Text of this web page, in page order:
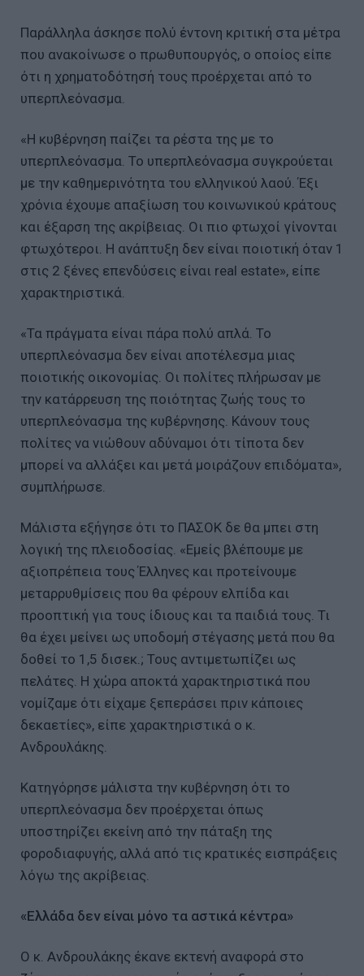
Παράλληλα άσκησε πολύ έντονη κριτική στα μέτρα
που ανακοίνωσε ο πρωθυπουργός, ο οποίος είπε
ότι η χρηματοδότησή τους προέρχεται από το
υπερπλεόνασμα.
«Η κυβέρνηση παίζει τα ρέστα της με το
υπερπλεόνασμα. Το υπερπλεόνασμα συγκρούεται
με την καθημερινότητα του ελληνικού λαού. Έξι
χρόνια έχουμε απαξίωση του κοινωνικού κράτους
και έξαρση της ακρίβειας. Οι πιο φτωχοί γίνονται
φτωχότεροι. Η ανάπτυξη δεν είναι ποιοτική όταν 1
στις 2 ξένες επενδύσεις είναι real estate», είπε
χαρακτηριστικά.
«Τα πράγματα είναι πάρα πολύ απλά. Το
υπερπλεόνασμα δεν είναι αποτέλεσμα μιας
ποιοτικής οικονομίας. Οι πολίτες πλήρωσαν με
την κατάρρευση της ποιότητας ζωής τους το
υπερπλεόνασμα της κυβέρνησης. Κάνουν τους
πολίτες να νιώθουν αδύναμοι ότι τίποτα δεν
μπορεί να αλλάξει και μετά μοιράζουν επιδόματα»,
συμπλήρωσε.
Μάλιστα εξήγησε ότι το ΠΑΣΟΚ δε θα μπει στη
λογική της πλειοδοσίας. «Εμείς βλέπουμε με
αξιοπρέπεια τους Έλληνες και προτείνουμε
μεταρρυθμίσεις που θα φέρουν ελπίδα και
προοπτική για τους ίδιους και τα παιδιά τους. Τι
θα έχει μείνει ως υποδομή στέγασης μετά που θα
δοθεί το 1,5 δισεκ.; Τους αντιμετωπίζει ως
πελάτες. Η χώρα αποκτά χαρακτηριστικά που
νομίζαμε ότι είχαμε ξεπεράσει πριν κάποιες
δεκαετίες», είπε χαρακτηριστικά ο κ.
Ανδρουλάκης.
Κατηγόρησε μάλιστα την κυβέρνηση ότι το
υπερπλεόνασμα δεν προέρχεται όπως
υποστηρίζει εκείνη από την πάταξη της
φοροδιαφυγής, αλλά από τις κρατικές εισπράξεις
λόγω της ακρίβειας.
«Ελλάδα δεν είναι μόνο τα αστικά κέντρα»
Ο κ. Ανδρουλάκης έκανε εκτενή αναφορά στο